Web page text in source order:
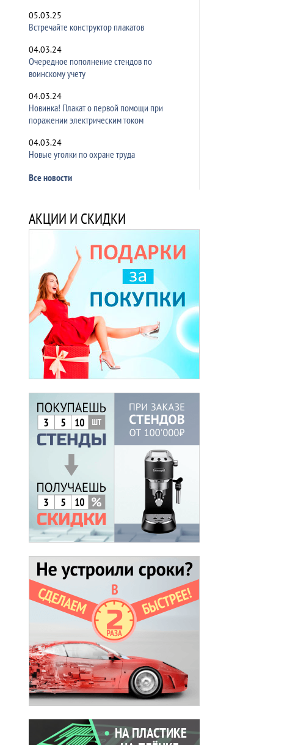
05.03.25
Встречайте конструктор плакатов
04.03.24
Очередное пополнение стендов по
воинскому учету
04.03.24
Новинка! Плакат о первой помощи при
поражении электрическим током
04.03.24
Новые уголки по охране труда
Все новости
АКЦИИ И СКИДКИ